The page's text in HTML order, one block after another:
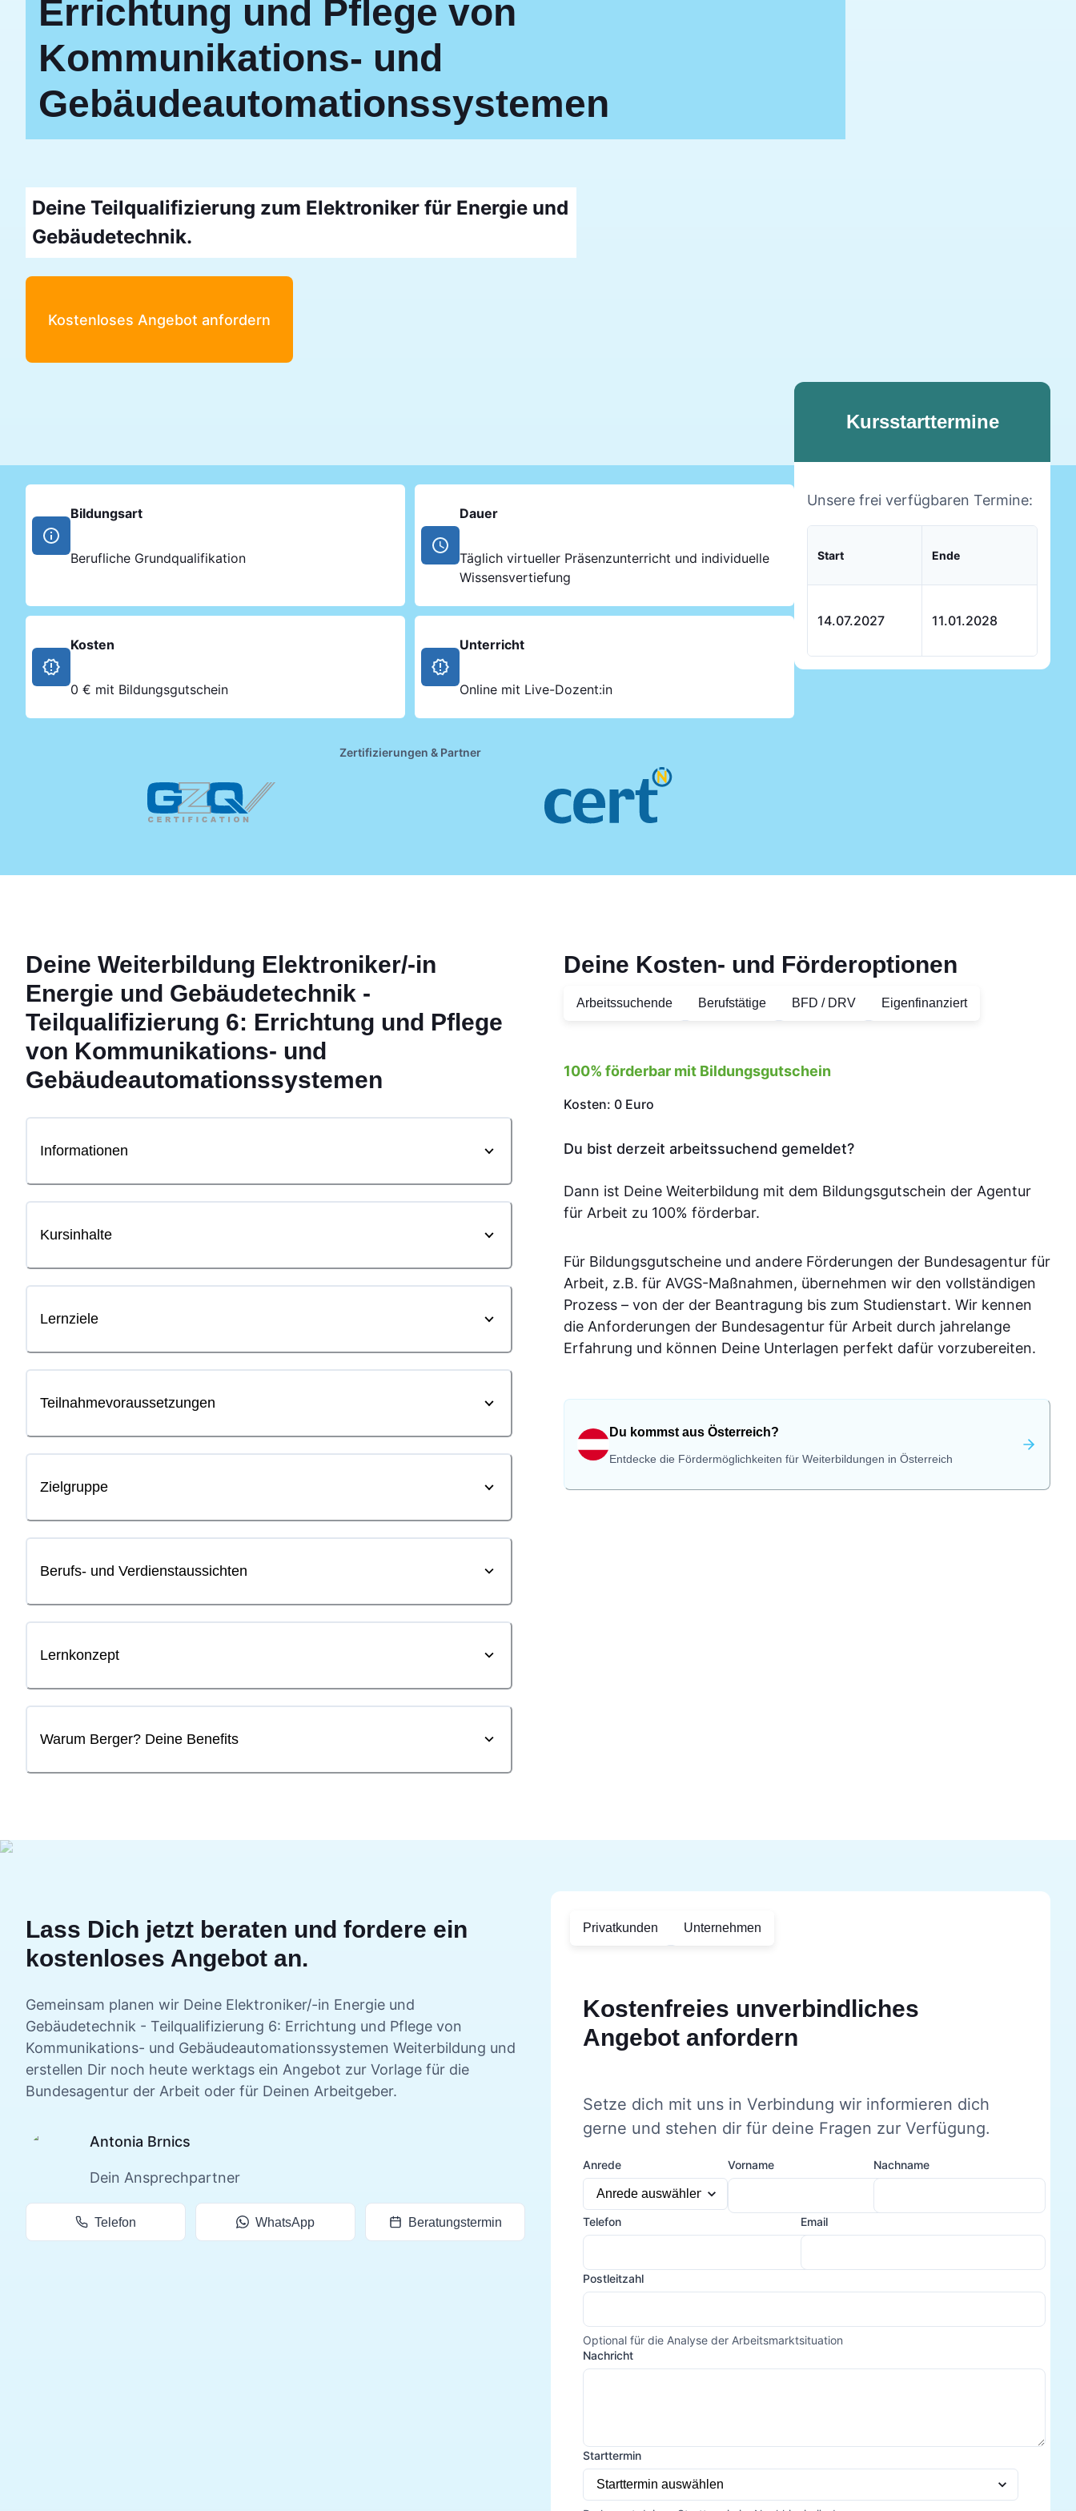
Errichtung und Pflege von
Kommunikations- und
Gebäudeautomationssystemen
Deine Teilqualifizierung zum Elektroniker für Energie und
Gebäudetechnik.
Kostenloses Angebot anfordern
Bildungsart
Berufliche Grundqualifikation
Dauer
Täglich virtueller Präsenzunterricht und individuelle
Wissensvertiefung
Kosten
0 € mit Bildungsgutschein
Unterricht
Online mit Live-Dozent:in
Zertifizierungen & Partner
Kursstarttermine
Unsere frei verfügbaren Termine:
Start Ende
14.07.2027 11.01.2028
Deine Weiterbildung Elektroniker/-in
Energie und Gebäudetechnik -
Teilqualifizierung 6: Errichtung und Pflege
von Kommunikations- und
Gebäudeautomationssystemen
Informationen
Kursinhalte
Lernziele
Teilnahmevoraussetzungen
Zielgruppe
Berufs- und Verdienstaussichten
Lernkonzept
Warum Berger? Deine Benefits
Deine Kosten- und Förderoptionen
Arbeitssuchende Berufstätige BFD / DRV Eigenfinanziert
100% förderbar mit Bildungsgutschein
Kosten: 0 Euro
Du bist derzeit arbeitssuchend gemeldet?
Dann ist Deine Weiterbildung mit dem Bildungsgutschein der Agentur
für Arbeit zu 100% förderbar.
Für Bildungsgutscheine und andere Förderungen der Bundesagentur für
Arbeit, z.B. für AVGS-Maßnahmen, übernehmen wir den vollständigen
Prozess – von der der Beantragung bis zum Studienstart. Wir kennen
die Anforderungen der Bundesagentur für Arbeit durch jahrelange
Erfahrung und können Deine Unterlagen perfekt dafür vorzubereiten.
Du kommst aus Österreich?
Entdecke die Fördermöglichkeiten für Weiterbildungen in Österreich
Lass Dich jetzt beraten und fordere ein
kostenloses Angebot an.
Gemeinsam planen wir Deine Elektroniker/-in Energie und
Gebäudetechnik - Teilqualifizierung 6: Errichtung und Pflege von
Kommunikations- und Gebäudeautomationssystemen Weiterbildung und
erstellen Dir noch heute werktags ein Angebot zur Vorlage für die
Bundesagentur der Arbeit oder für Deinen Arbeitgeber.
Antonia Brnics
Dein Ansprechpartner
Telefon WhatsApp Beratungstermin
Privatkunden Unternehmen
Kostenfreies unverbindliches
Angebot anfordern
Setze dich mit uns in Verbindung wir informieren dich
gerne und stehen dir für deine Fragen zur Verfügung.
Anrede Vorname Nachname
Telefon Email
Postleitzahl
Optional für die Analyse der Arbeitsmarktsituation
Nachricht
Starttermin